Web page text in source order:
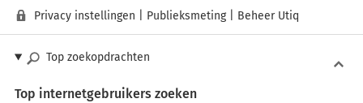
Privacy instellingen Publieksmeting| Beheer Utiq
Top zoekopdrachten
Top internetgebruikers zoeken